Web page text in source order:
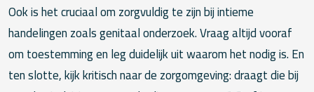
Ook is het cruciaal om zorgvuldig te zijn bij intieme
handelingen zoals genitaal onderzoek. Vraag altijd vooraf
om toestemming en leg duidelijk uit waarom het nodig is. En
ten slotte, kijk kritisch naar de zorgomgeving: draagt die bij